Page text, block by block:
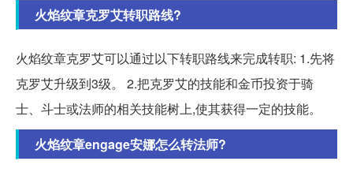
火焰纹章克罗艾转职路线?
火焰纹章克罗艾可以通过以下转职路线来完成转职: 1.先将
克罗艾升级到3级。 2.把克罗艾的技能和金币投资于骑
士、斗士或法师的相关技能树上,使其获得一定的技能。
火焰纹章engage安娜怎么转法师?